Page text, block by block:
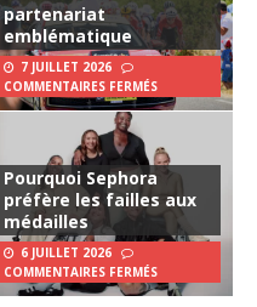
partenariat
emblématique
7 JUILLET 2026
COMMENTAIRES FERMÉS
Pourquoi Sephora
préfère les failles aux
médailles
6 JUILLET 2026
COMMENTAIRES FERMÉS